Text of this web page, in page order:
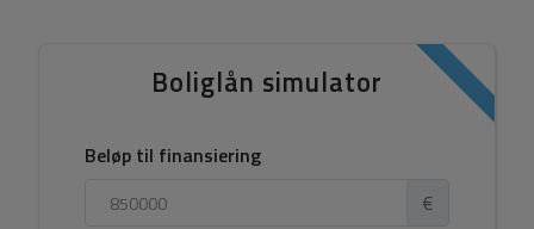
Boliglån simulator
Beløp til finansiering
€